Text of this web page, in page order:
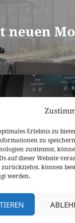
Erlebnis zu
zu
zustimmst,
auf dieser Website
können
werden.
neuen
–